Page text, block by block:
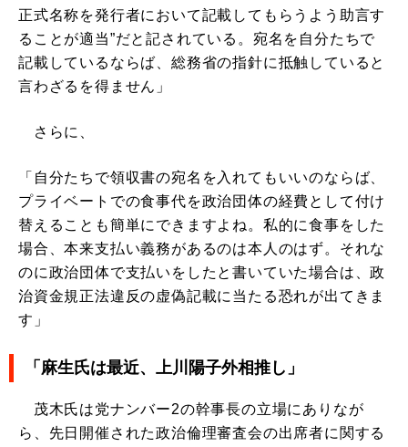
正式名称を発行者において記載してもらうよう助言す
ることが適当”だと記されている。宛名を自分たちで
記載しているならば、総務省の指針に抵触していると
言わざるを得ません」
さらに、
「自分たちで領収書の宛名を入れてもいいのならば、
プライベートでの食事代を政治団体の経費として付け
替えることも簡単にできますよね。私的に食事をした
場合、本来支払い義務があるのは本人のはず。それな
のに政治団体で支払いをしたと書いていた場合は、政
治資金規正法違反の虚偽記載に当たる恐れが出てきま
す」
「麻生氏は最近、上川陽子外相推し」
茂木氏は党ナンバー2の幹事長の立場にありなが
ら、先日開催された政治倫理審査会の出席者に関する